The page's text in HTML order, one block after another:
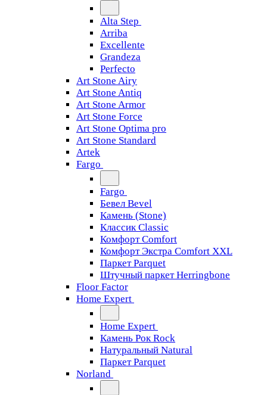
Alta Step
Arriba
Excellente
Grandeza
Perfecto
Art Stone Airy
Art Stone Antiq
Art Stone Armor
Art Stone Force
Art Stone Optima pro
Art Stone Standard
Artek
Fargo
Fargo
Бевел Bevel
Камень (Stone)
Классик Classic
Комфорт Comfort
Комфорт Экстра Comfort XXL
Паркет Parquet
Штучный паркет Herringbone
Floor Factor
Home Expert
Home Expert
Камень Рок Rock
Натуральный Natural
Паркет Parquet
Norland